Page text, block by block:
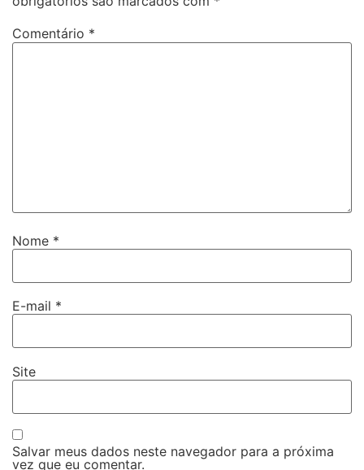
Comentário *
Nome *
E-mail *
Site
Salvar meus dados neste navegador para a próxima
vez que eu comentar.